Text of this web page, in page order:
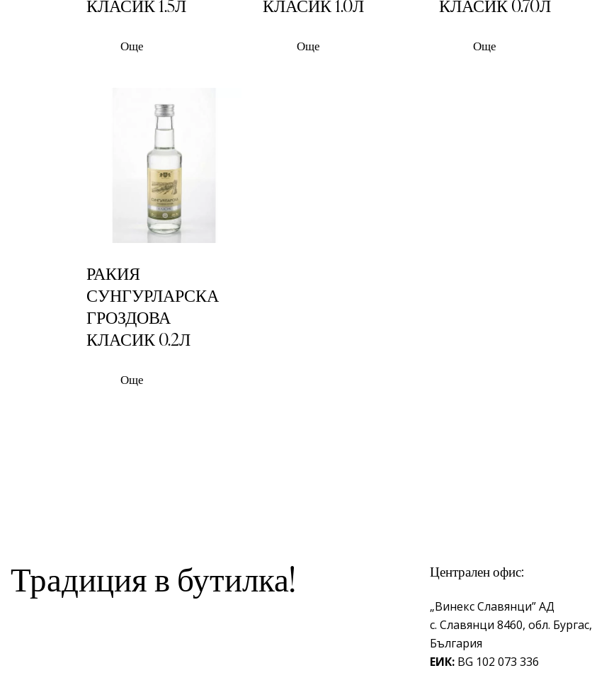
КЛАСИК 1.5Л
Още
КЛАСИК 1.0Л
Още
КЛАСИК 0.70Л
Още
РАКИЯ
СУНГУРЛАРСКА
ГРОЗДОВА
КЛАСИК 0.2Л
Още
Традиция в бутилка! Централен офис:
„Винекс Славянци” АД
с.Славянци 8460,обл. Бургас,
България
ЕИК: BG 102 073 336